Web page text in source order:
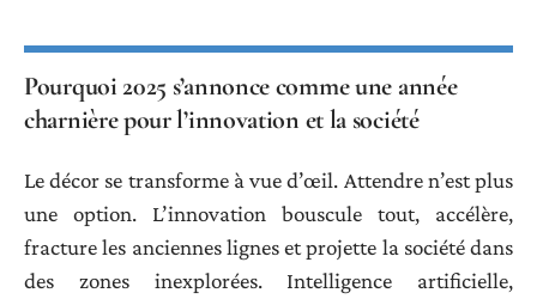
Pourquoi 2025 s’annonce comme une année
charnière pour l’innovation et la société
Le décor se transforme à vue d’œil. Attendre n’est plus
une option. L’innovation bouscule tout, accélère,
fracture les anciennes lignes et projette la société dans
des zones inexplorées. Intelligence artificielle,